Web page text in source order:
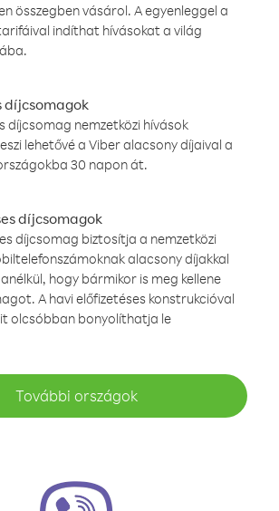
összegben vásárol. A egyenleggel a
indíthat hívásokat a világ
díjcsomagok
díjcsomag nemzetközi hívások
lehetővé a Viber alacsony díjaival a
30 napon át.
díjcsomagok
díjcsomag biztosítja a nemzetközi
alacsony díjakkal
hogy bármikor is meg kellene
A havi előfizetéses konstrukcióval
olcsóbban bonyolíthatja le
További országok